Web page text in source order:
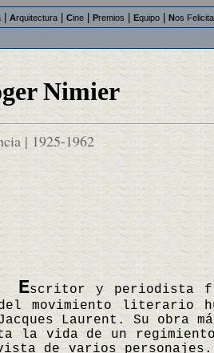
Arquitectura Cine Premios Equipo Nos
Nimier
| 1925-1962
Escritor y periodista
movimiento literario
Laurent. Su obra
la vida de un regimiento
de varios personajes.